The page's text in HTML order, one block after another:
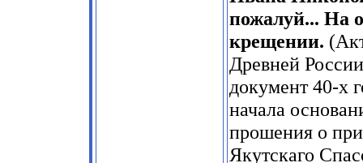
пожалуй... На
крещении.
Древней
документ 40-х
начала
прошения о
Якутскаго